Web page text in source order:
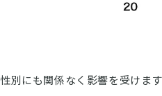
性別にも関係なく影響を受けま